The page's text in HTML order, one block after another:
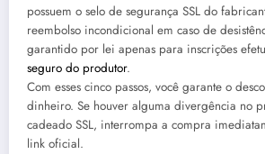
possuem o selo de segurança SSL do
reembolso incondicional em caso de
garantido por lei apenas para inscrições
seguro do produtor.
Com esses cinco passos, você garante o
dinheiro. Se houver alguma divergência no
cadeado SSL, interrompa a compra
link oficial.